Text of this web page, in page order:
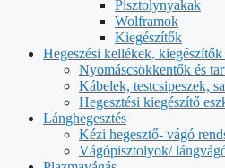
Pisztolynyakak
Wolframok
Kiegészítők
Hegeszési kellékek,
Nyomáscsökkentők és
Kábelek, testcsipeszek,
Hegesztési kiegészítő
Lánghegesztés
Kézi hegesztő- vágó
Vágópisztolyok/